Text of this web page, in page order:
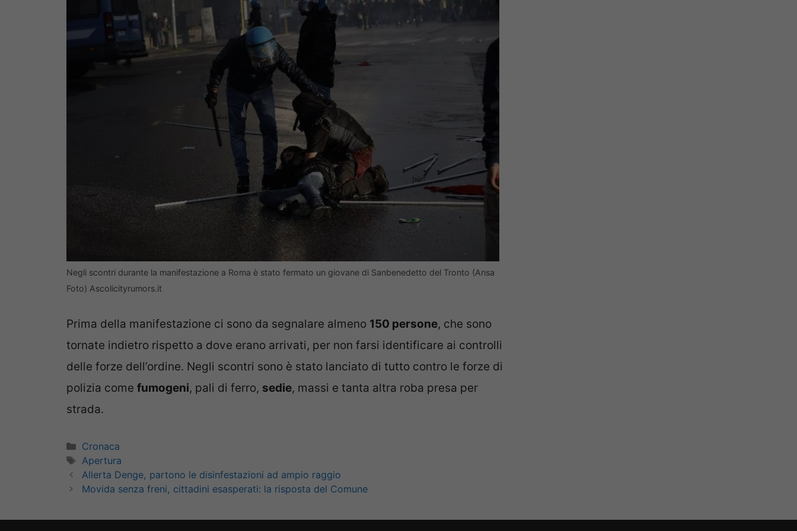
Negli scontri durante la manifestazione a Roma è stato fermato un giovane di Sanbenedetto del Tronto (Ansa
Foto) Ascolicityrumors.it
Prima della manifestazione ci sono da segnalare almeno 150 persone, che sono
tornate indietro rispetto a dove erano arrivati, per non farsi identificare ai controlli
delle forze dell’ordine. Negli scontri sono è stato lanciato di tutto contro le forze di
polizia come fumogeni, pali di ferro, sedie, massi e tanta altra roba presa per
strada.
Categorie
Cronaca
Tag
Apertura
Allerta Denge, partono le disinfestazioni ad ampio raggio
Movida senza freni, cittadini esasperati: la risposta del Comune